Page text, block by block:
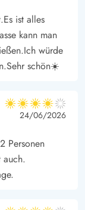
bis nach
ist alles
kann man
würde
schön☀️
4 von 5
4 von 5
4 out of 5
24/06/2026
Personen
auch.